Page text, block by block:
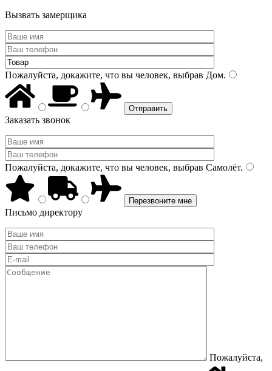
Вызвать замерщика
Пожалуйста, докажите, что вы человек, выбрав Дом.
Заказать звонок
Пожалуйста, докажите, что вы человек, выбрав Самолёт.
Письмо директору
Пожалуйста,